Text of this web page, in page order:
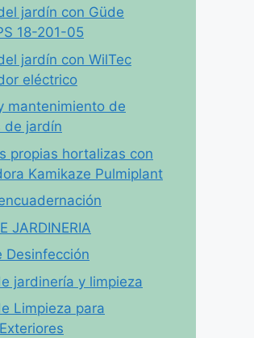
jardín con Güde
18-201-05
jardín con WilTec
eléctrico
mantenimiento de
de jardín
propias hortalizas con
Kamikaze Pulmiplant
JARDINERIA
Desinfección
jardinería y limpieza
Limpieza para